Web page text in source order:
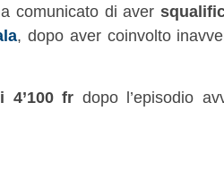
comunicato di aver
, dopo aver coinvolto
4’100 fr dopo l’episodio